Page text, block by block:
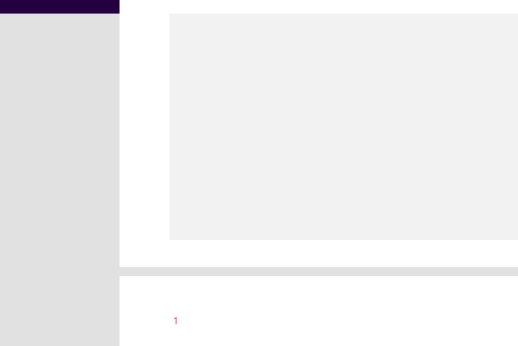
AUTOR
1